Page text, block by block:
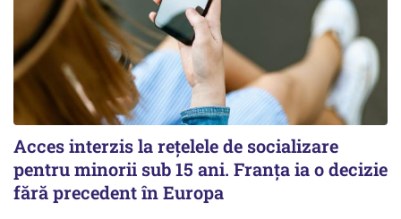
Acces interzis la rețelele de socializare
pentru minorii sub 15 ani. Franța ia o decizie
fără precedent în Europa